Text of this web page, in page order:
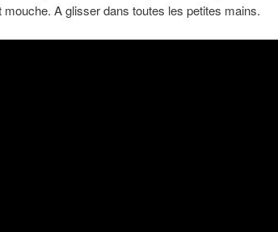
mouche. A glisser dans toutes les petites mains.